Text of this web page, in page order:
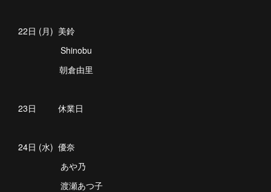
22日 (月) 美鈴
Shinobu
朝倉由里
23日 休業日
24日 (水) 優奈
あや乃
渡瀬あつ子